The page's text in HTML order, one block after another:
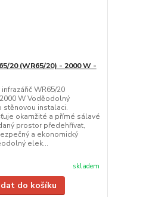
20 (WR65/20) - 2000 W -
WR65/20
W Voděodolný
stěnovou instalaci.
okamžité a přímé sálavé
prostor předehřívat,
a ekonomický
elek...
skladem
do košíku